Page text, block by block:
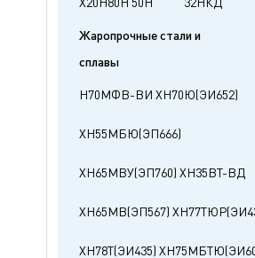
Жаропрочные стали и
сплавы
Н70МФВ-ВИ ХН70Ю(ЭИ652)
ХН55МБЮ(ЭП666)
ХН65МВУ(ЭП760) ХН35ВТ-ВД
ХН65МВ(ЭП567)
ХН78Т(ЭИ435)